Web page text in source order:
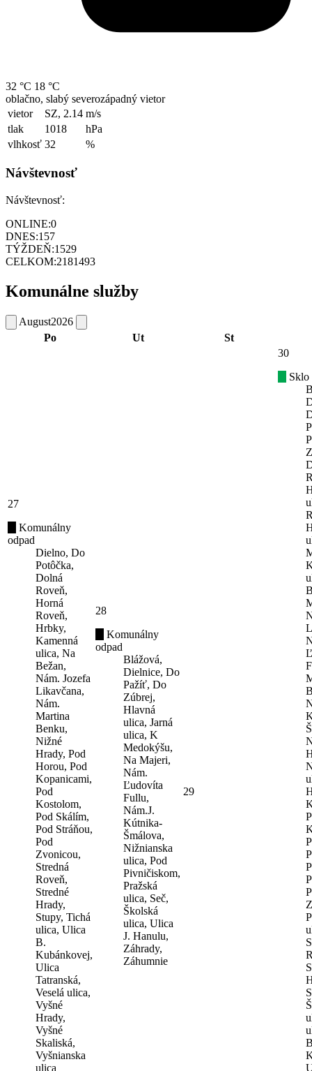
32 °C 18 °C
oblačno, slabý severozápadný vietor
vietor
SZ, 2.14 m/s
tlak
1018
hPa
vlhkosť 32 %
Návštevnosť
Návštevnosť:
ONLINE:0
DNES:157
TÝŽDEŇ:1529
CELKOM:2181493
Komunálne služby
August2026
Po
Ut St
27
Komunálny
odpad
Dielno, Do
Potôčka,
Dolná
Roveň,
Horná
Roveň,
Hrbky,
Kamenná
ulica, Na
Bežan,
Nám. Jozefa
Likavčana,
Nám.
Martina
Benku,
Nižné
Hrady, Pod
Horou, Pod
Kopanicami,
Pod
Kostolom,
Pod Skálím,
Pod Stráňou,
Pod
Zvonicou,
Stredná
Roveň,
Stredné
Hrady,
Stupy, Tichá
ulica, Ulica
B.
Kubánkovej,
Ulica
Tatranská,
Veselá ulica,
Vyšné
Hrady,
Vyšné
Skaliská,
Vyšnianska
ulica
28
Komunálny
odpad
Blážová,
Dielnice, Do
Pažíť, Do
Zúbrej,
Hlavná
ulica, Jarná
ulica, K
Medokýšu,
Na Majeri,
Nám.
Ľudovíta
Fullu,
Nám.J.
Kútnika-
Šmálova,
Nižnianska
ulica, Pod
Pivničiskom,
Pražská
ulica, Seč,
Školská
ulica, Ulica
J. Hanulu,
Záhrady,
Záhumnie
29
30
Sklo